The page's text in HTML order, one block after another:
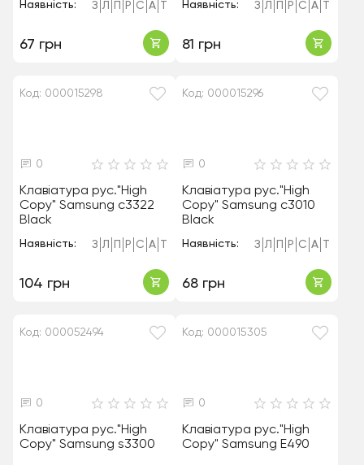
Наявність: З Л Р С А
67 грн
Наявність: З Л Р С А
81 грн
Код: 000015298
0
Клавіатура рус."High
Copy" Samsung c3322
Black
Наявність: З Л Р С А
104 грн
Код: 000015296
0
Клавіатура рус."High
Copy" Samsung c3010
Black
Наявність: З Л Р С А
68 грн
Код: 000052494
0
Клавіатура рус."High
Copy" Samsung s3300
Код: 000015305
0
Клавіатура рус."High
Copy" Samsung E490